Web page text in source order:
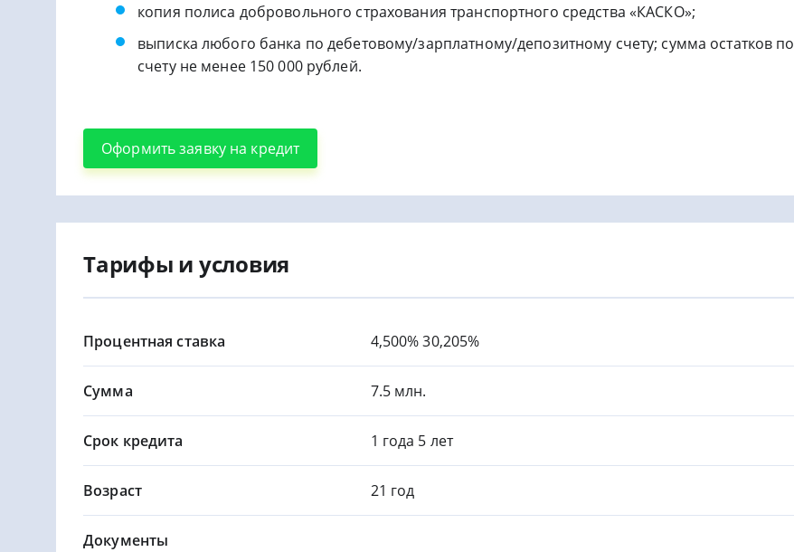
копия полиса добровольного страхования транспортного средства «КАСКО»;
выписка любого банка по дебетовому/зарплатному/депозитному счету; сумма остатков по
счету не менее 150 000 рублей.
Оформить заявку на кредит
Тарифы и условия
Процентная ставка 4,500% 30,205%
Сумма 7.5 млн.
Срок кредита 1 года 5 лет
Возраст 21 год
Документы